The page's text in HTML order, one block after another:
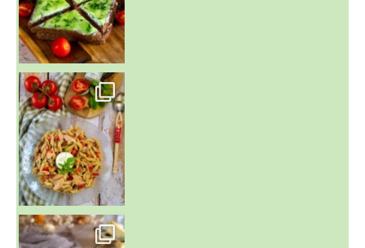
~ SALADE DE PÂTES AUX DEUX TOMATES THON ET BURRA
~ FINANCIERS MYRTILLES ET CITRON ~
Aujourd'hu